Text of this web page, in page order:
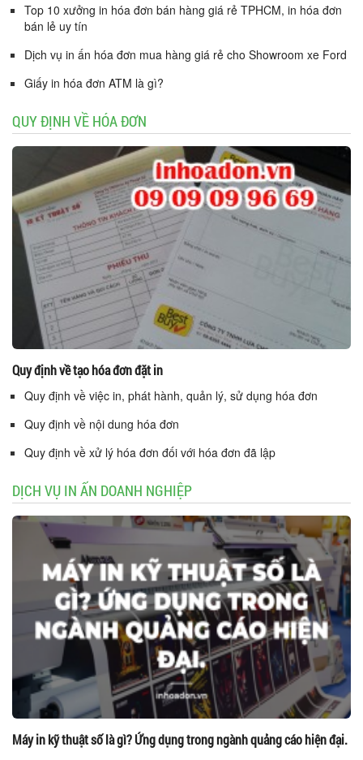
Top 10 xưởng in hóa đơn bán hàng giá rẻ TPHCM, in hóa đơn
bán lẻ uy tín
Dịch vụ in ấn hóa đơn mua hàng giá rẻ cho Showroom xe Ford
Giấy in hóa đơn ATM là gì?
QUY ĐỊNH VỀ HÓA ĐƠN
Quy định về tạo hóa đơn đặt in
Quy định về việc in, phát hành, quản lý, sử dụng hóa đơn
Quy định về nội dung hóa đơn
Quy định về xử lý hóa đơn đối với hóa đơn đã lập
DỊCH VỤ IN ẤN DOANH NGHIỆP
Máy in kỹ thuật số là gì? Ứng dụng trong ngành quảng cáo hiện đại.